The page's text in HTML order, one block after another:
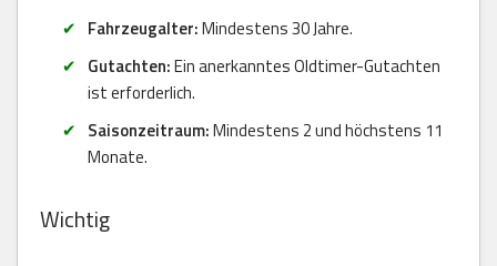
Fahrzeugalter:Mindestens 30 Jahre.
Gutachten:Ein anerkanntes Oldtimer-Gutachten
ist erforderlich.
Saisonzeitraum:Mindestens 2 und höchstens 11
Monate.
Wichtig